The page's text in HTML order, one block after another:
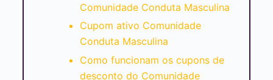
Comunidade Conduta Masculina
Cupom ativo Comunidade
Conduta Masculina
Como funcionam os cupons de
desconto do Comunidade